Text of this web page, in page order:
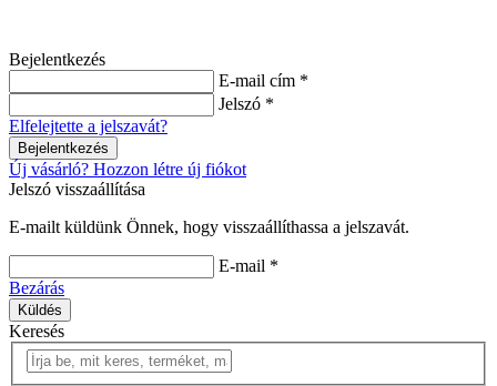
Bejelentkezés
E-mail cím *
Jelszó *
Elfelejtette a jelszavát?
Bejelentkezés
Új vásárló? Hozzon létre új fiókot
Jelszó visszaállítása
E-mailt küldünk Önnek, hogy visszaállíthassa a jelszavát.
E-mail *
Bezárás
Küldés
Keresés